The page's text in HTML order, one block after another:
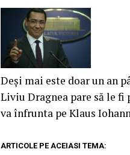
Deși mai este doar un an
Liviu Dragnea pare să le
va înfrunta pe Klaus
ARTICOLE PE ACEIASI TEMA: